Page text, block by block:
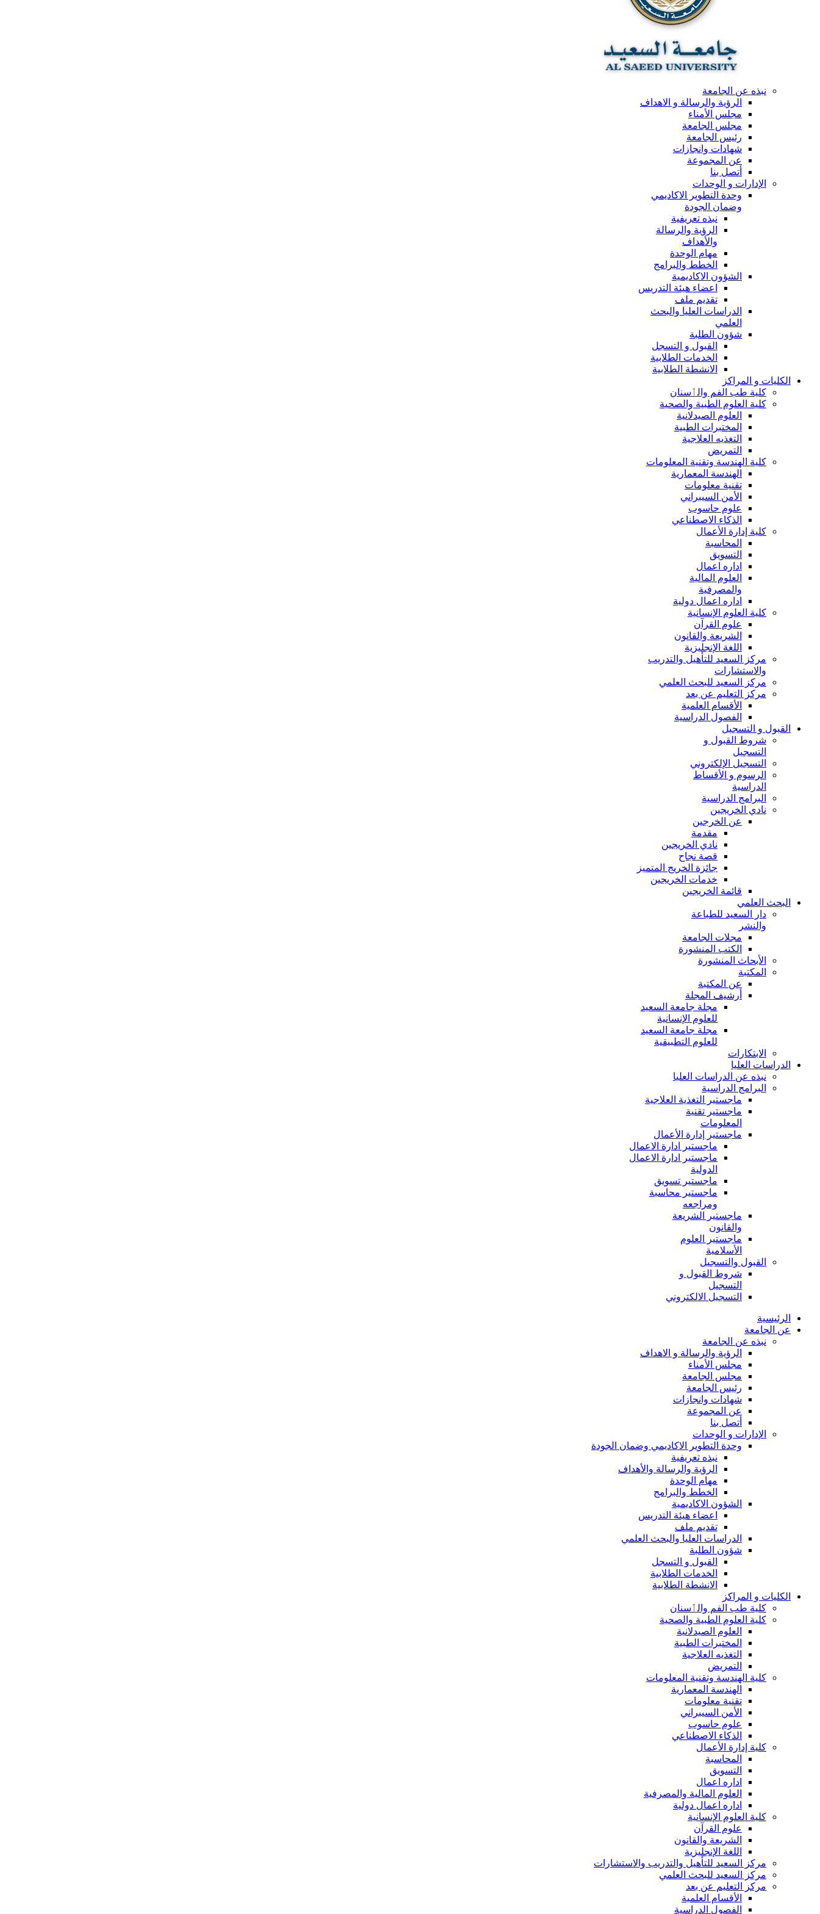
نبذه عن الجامعة
الرؤية والرسالة و الاهداف
مجلس الأمناء
مجلس الجامعة
رئيس الجامعة
شهادات وانجازات
عن المجموعة
أتصل بنا
الإدارات و الوحدات
وحدة التطوير الاكاديمي
وضمان الجودة
نبذه تعريفية
الرؤية والرسالة
والأهداف
مهام الوحدة
الخطط والبرامج
الشؤون الاكاديمية
اعضاء هيئة التدريس
تقديم ملف
الدراسات العليا والبحث
العلمي
شؤون الطلبة
القبول و التسجل
الخدمات الطلابية
الانشطة الطلابية
الكليات و المراكز
كلية طب الفم والٲسنان
كلية العلوم الطبية والصحية
العلوم الصيدلانية
المختبرات الطبية
التغذيه العلاجية
التمريض
كلية الهندسة وتقنية المعلومات
الهندسة المعمارية
تقنية معلومات
الأمن السيبراني
علوم حاسوب
الذكاء الاصطناعي
كلية إدارة الأعمال
المحاسبة
التسويق
اداره اعمال
العلوم المالية
والمصرفية
اداره اعمال دولية
كلية العلوم الإنسانية
علوم القرآن
الشريعة والقانون
اللغة الإنجليزية
مركز السعيد للتأهيل والتدريب
والاستشارات
مركز السعيد للبحث العلمي
مركز التعليم عن بعد
الأقسام العلمية
الفصول الدراسية
القبول و التسجيل
شروط القبول و
التسجيل
التسجيل الإلكتروني
الرسوم و الأقساط
الدراسية
البرامج الدراسية
نادي الخريجين
عن الخرجين
مقدمة
نادي الخريجين
قصة نجاح
جائزة الخريج المتميز
خدمات الخريجين
قائمة الخريجين
البحث العلمي
دار السعيد للطباعة
والنشر
مجلات الجامعة
الكتب المنشورة
الأبحاث المنشورة
المكتبة
عن المكتبة
أرشيف المجلة
مجلة جامعة السعيد
للعلوم الإنسانية
مجلة جامعة السعيد
للعلوم التطبيقية
الابتكارات
الدراسات العليا
نبذه عن الدراسات العليا
البرامج الدراسية
ماجستير التغذية العلاجية
ماجستير تقنية
المعلومات
ماجستير إدارة الأعمال
ماجستير ادارة الاعمال
ماجستير ادارة الاعمال
الدولية
ماجستير تسويق
ماجستير محاسبة
ومراجعه
ماجستير الشريعة
والقانون
ماجستير العلوم
الأسلامية
القبول والتسجيل
شروط القبول و
التسجيل
التسجيل الالكتروني
الرئيسية
عن الجامعة
نبذه عن الجامعة
الرؤية والرسالة و الاهداف
مجلس الأمناء
مجلس الجامعة
رئيس الجامعة
شهادات وانجازات
عن المجموعة
أتصل بنا
الإدارات و الوحدات
وحدة التطوير الاكاديمي وضمان الجودة
نبذه تعريفية
الرؤية والرسالة والأهداف
مهام الوحدة
الخطط والبرامج
الشؤون الاكاديمية
اعضاء هيئة التدريس
تقديم ملف
الدراسات العليا والبحث العلمي
شؤون الطلبة
القبول و التسجل
الخدمات الطلابية
الانشطة الطلابية
الكليات و المراكز
كلية طب الفم والٲسنان
كلية العلوم الطبية والصحية
العلوم الصيدلانية
المختبرات الطبية
التغذيه العلاجية
التمريض
كلية الهندسة وتقنية المعلومات
الهندسة المعمارية
تقنية معلومات
الأمن السيبراني
علوم حاسوب
الذكاء الاصطناعي
كلية إدارة الأعمال
المحاسبة
التسويق
اداره اعمال
العلوم المالية والمصرفية
اداره اعمال دولية
كلية العلوم الإنسانية
علوم القرآن
الشريعة والقانون
اللغة الإنجليزية
مركز السعيد للتأهيل والتدريب والاستشارات
مركز السعيد للبحث العلمي
مركز التعليم عن بعد
الأقسام العلمية
الفصول الدراسية